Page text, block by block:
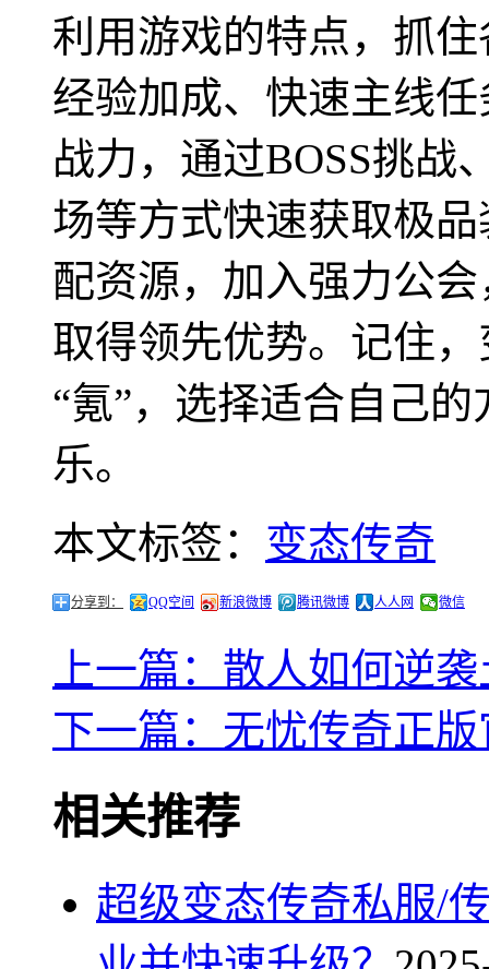
利用游戏的特点，抓
经验加成、快速主线
战力，通过BOSS挑战
场等方式快速获取极
配资源，加入强力公
取得领先优势。记住
“氪”，选择适合自己
乐。
本文标签： 变态传奇
分享到： QQ空间 新浪微博 腾讯微博 人人网 微信
上一篇：散人如何逆
下一篇：无忧传奇正
相关推荐
超级变态传奇私服/